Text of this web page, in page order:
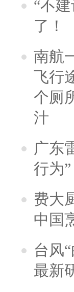
“不
了！
南航
飞行
个厕
汁
广东
行为
费大
中国
台风
最新